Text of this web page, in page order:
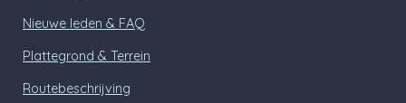
Nieuwe leden & FAQ
Plattegrond & Terrein
Routebeschrijving